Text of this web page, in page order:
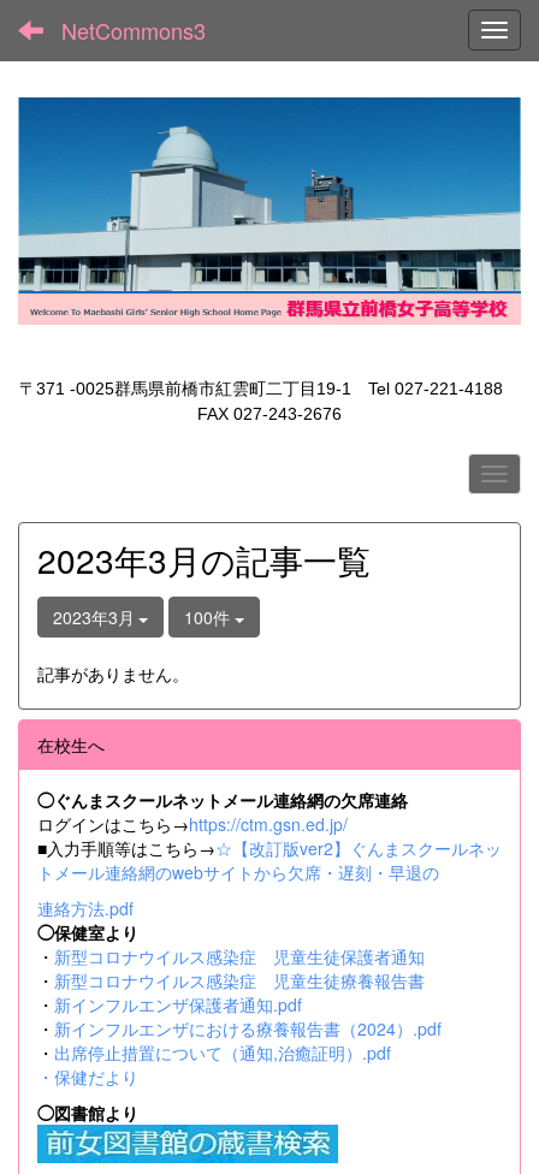
NetCommons3
〒371 -0025群馬県前橋市紅雲町二丁目19-1 Tel 027-221-4188
FAX 027-243-2676
2023年3月の記事一覧
2023年3月 100件
記事がありません。
在校生へ
◯ぐんまスクールネットメール連絡網の欠席連絡
ログインはこちら→https://ctm.gsn.ed.jp/
■入力手順等はこちら→☆【改訂版ver2】ぐんまスクールネッ
トメール連絡網のwebサイトから欠席・遅刻・早退の
連絡方法.pdf
◯保健室より
・ 新型コロナウイルス感染症 児童生徒保護者通知
・ 新型コロナウイルス感染症 児童生徒療養報告書
・ 新インフルエンザ保護者通知.pdf
・ 新インフルエンザにおける療養報告書（2024）.pdf
・ 出席停止措置について（通知,治癒証明）.pdf
・ 保健だより
◯図書館より